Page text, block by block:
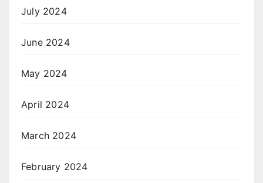
July 2024
June 2024
May 2024
April 2024
March 2024
February 2024